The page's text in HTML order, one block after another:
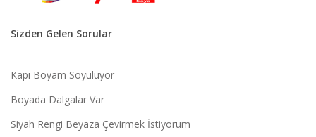
Sizden Gelen Sorular
Kapı Boyam Soyuluyor
Boyada Dalgalar Var
Siyah Rengi Beyaza Çevirmek İstiyorum